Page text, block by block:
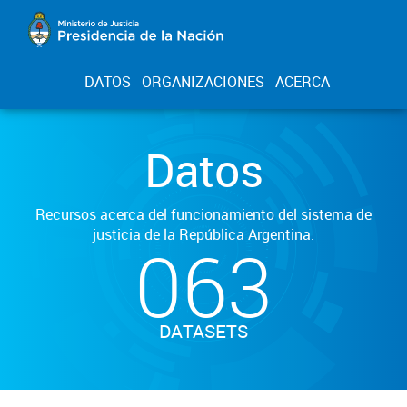
DATOS ORGANIZACIONES ACERCA
Datos
Recursos acerca del funcionamiento del sistema de
justicia de la República Argentina.
063
DATASETS